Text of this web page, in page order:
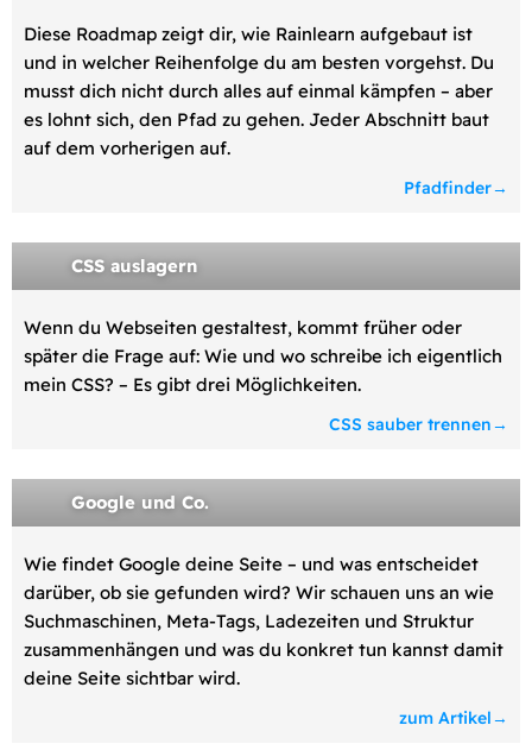
Diese Roadmap zeigt dir, wie Rainlearn aufgebaut ist
und in welcher Reihenfolge du am besten vorgehst. Du
musst dich nicht durch alles auf einmal kämpfen – aber
es lohnt sich, den Pfad zu gehen. Jeder Abschnitt baut
auf dem vorherigen auf.
Pfadfinder
CSS auslagern
Wenn du Webseiten gestaltest, kommt früher oder
später die Frage auf: Wie und wo schreibe ich eigentlich
mein CSS? – Es gibt drei Möglichkeiten.
CSS sauber trennen
Google und Co.
Wie findet Google deine Seite – und was entscheidet
darüber, ob sie gefunden wird? Wir schauen uns an wie
Suchmaschinen, Meta-Tags, Ladezeiten und Struktur
zusammenhängen und was du konkret tun kannst damit
deine Seite sichtbar wird.
zum Artikel